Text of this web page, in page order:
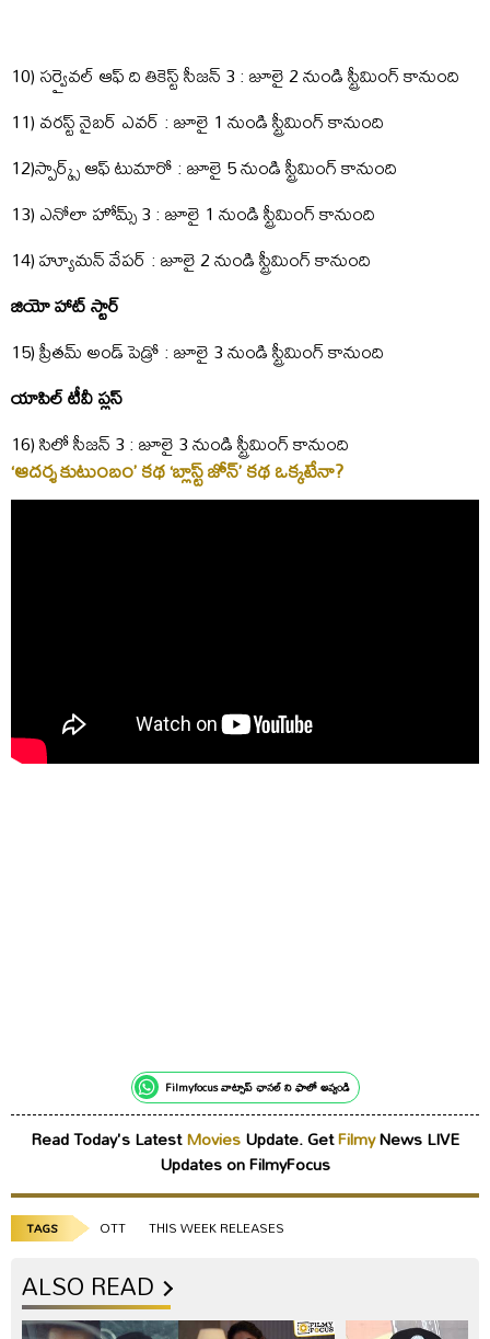
10) సర్వైవల్ ఆఫ్ ది తికెస్ట్ సీజన్ 3 : జూలై 2 నుండి స్ట్రీమింగ్ కానుంది
11) వరస్ట్ నైబర్ ఎవర్ : జూలై 1 నుండి స్ట్రీమింగ్ కానుంది
12)స్పార్క్స్ ఆఫ్ టుమారో : జూలై 5 నుండి స్ట్రీమింగ్ కానుంది
13) ఎనోలా హోమ్స్ 3 : జూలై 1 నుండి స్ట్రీమింగ్ కానుంది
14) హ్యూమన్ వేపర్ : జూలై 2 నుండి స్ట్రీమింగ్ కానుంది
జియో హాట్ స్టార్
15) ప్రీతమ్ అండ్ పెడ్రో : జూలై 3 నుండి స్ట్రీమింగ్ కానుంది
యాపిల్ టీవీ ప్లస్
16) సిలో సీజన్ 3 : జూలై 3 నుండి స్ట్రీమింగ్ కానుంది
‘ఆదర్శ కుటుంబం’ కథ ‘బ్లాస్ట్ జోన్’ కథ ఒక్కటేనా?
Filmyfocus వాట్సాప్ ఛానల్ ని ఫాలో అవ్వండి
Read Today's LatestMoviesUpdate. GetFilmyNews LIVE
Updates on FilmyFocus
TAGS OTT THIS WEEK RELEASES
ALSO READ